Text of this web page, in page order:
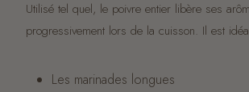
Utilisé tel quel, le poivre entier libère ses
progressivement lors de la cuisson. Il est
Les marinades longues